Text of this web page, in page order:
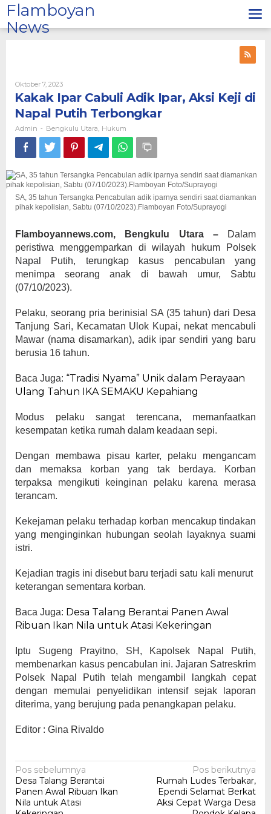
Lewati
ke
konten
Flamboyan
News
Oktober 7, 2023Oleh
Kakak Ipar Cabuli Adik Ipar, Aksi Keji di
Napal Putih Terbongkar
Admin - Bengkulu Utara Hukum
SA, 35 tahun Tersangka Pencabulan adik iparnya sendiri saat diamankan
pihak kepolisian, Sabtu (07/10/2023).Flamboyan Foto/Suprayogi
Flamboyannews.com, Bengkulu Utara –Dalam
peristiwa menggemparkan di wilayah hukum Polsek
Napal Putih, terungkap kasus pencabulan yang
menimpa seorang anak di bawah umur, Sabtu
(07/10/2023).
Pelaku, seorang pria berinisial SA (35 tahun) dari Desa
Tanjung Sari, Kecamatan Ulok Kupai, nekat mencabuli
Mawar (nama disamarkan), adik ipar sendiri yang baru
berusia 16 tahun.
Baca Juga: “Tradisi Nyama” Unik dalam Perayaan
Ulang Tahun IKA SEMAKU Kepahiang
Modus pelaku sangat terencana, memanfaatkan
kesempatan ketika rumah dalam keadaan sepi.
Dengan membawa pisau karter, pelaku mengancam
dan memaksa korban yang tak berdaya. Korban
terpaksa mengikuti keinginan pelaku karena merasa
terancam.
Kekejaman pelaku terhadap korban mencakup tindakan
yang menginginkan hubungan seolah layaknya suami
istri.
Kejadian tragis ini disebut baru terjadi satu kali menurut
keterangan sementara korban.
Baca Juga: Desa Talang Berantai Panen Awal
Ribuan Ikan Nila untuk Atasi Kekeringan
Iptu Sugeng Prayitno, SH, Kapolsek Napal Putih,
membenarkan kasus pencabulan ini. Jajaran Satreskrim
Polsek Napal Putih telah mengambil langkah cepat
dengan memulai penyelidikan intensif sejak laporan
diterima, yang berujung pada penangkapan pelaku.
Editor : Gina Rivaldo
Navigasi
pos
Pos sebelumnya
Desa Talang Berantai
Panen Awal Ribuan Ikan
Nila untuk Atasi
Pos berikutnya
Rumah Ludes Terbakar,
Ependi Selamat Berkat
Aksi Cepat Warga Desa